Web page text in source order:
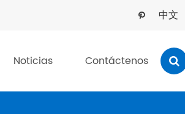
 中文
Noticias Contáctenos